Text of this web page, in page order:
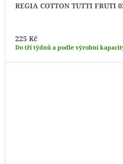
REGIA COTTON TUTTI FRUTI
225 Kč
Do tří týdnů a podle výrobní